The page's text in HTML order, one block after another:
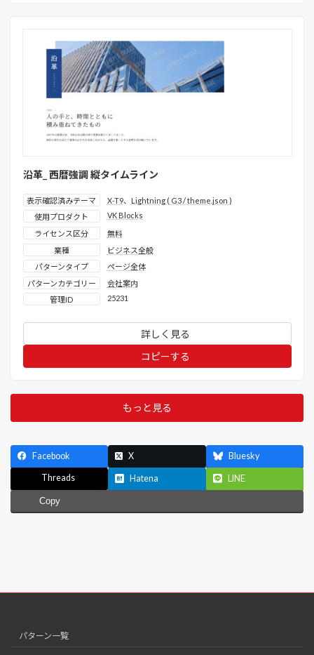
沿革_ 西暦強調 縦タイムライン
表示確認済みテーマ X-T9、
Lightning ( G3 / theme.json )
使用プロダクト
VK Blocks
ライセンス区分
無料
業種
ビジネス全般
パターンタイプ
ページ全体
パターンカテゴリー
会社案内
管理ID
25231
詳しく見る
コピーする
もっと見る
Facebook X Bluesky
Threads Hatena LINE
Copy
パターン一覧